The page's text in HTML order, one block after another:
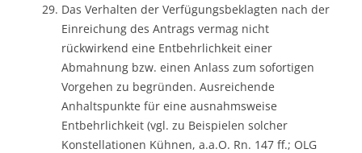
Das Verhalten der Verfügungsbeklagten nach der
Einreichung des Antrags vermag nicht
rückwirkend eine Entbehrlichkeit einer
Abmahnung bzw. einen Anlass zum sofortigen
Vorgehen zu begründen. Ausreichende
Anhaltspunkte für eine ausnahmsweise
Entbehrlichkeit (vgl. zu Beispielen solcher
Konstellationen Kühnen, a.a.O. Rn. 147 ff.; OLG